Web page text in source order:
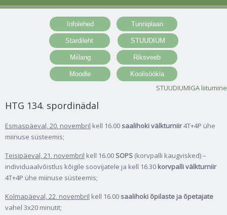
STUUDIUMIGA liitumine
HTG 134. spordinädal
Esmaspäeval, 20. novembril kell 16.00 saalihoki välkturniir4T+4P ühe
miinuse süsteemis;
Teisipäeval, 21. novembril kell 16.00 SOPS (korvpalli kaugvisked) –
individuaalvõistlus kõigile soovijatele ja kell 16.30 korvpalli välkturniir
4T+4P ühe miinuse süsteemis;
Kolmapäeval, 22. novembril kell 16.00 saalihoki õpilaste ja õpetajate
vahel 3x20 minutit;